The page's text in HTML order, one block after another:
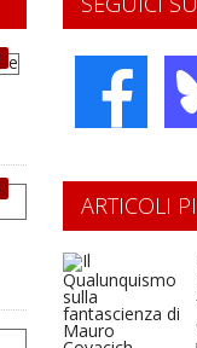
ARTICOLI